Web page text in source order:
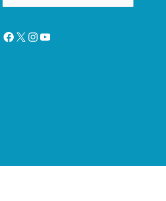
Facebook
X Instagram
YouTube